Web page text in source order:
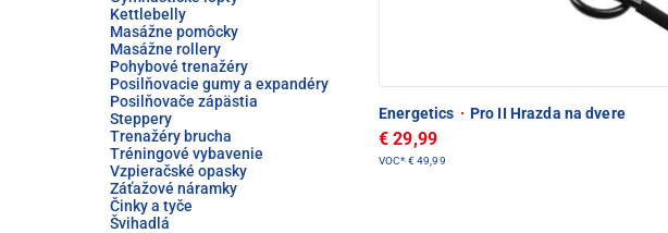
Kettlebelly
Masážne pomôcky
Masážne rollery
Pohybové trenažéry
Posilňovacie gumy a expandéry
Posilňovače zápästia
Steppery
Trenažéry brucha
Tréningové vybavenie
Vzpieračské opasky
Záťažové náramky
Činky a tyče
Švihadlá
Energetics · Pro II Hrazda na dvere
€ 29,99
VOC* € 49,99